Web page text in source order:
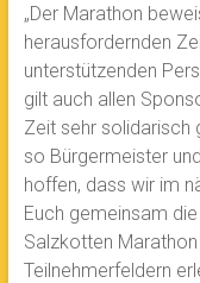
„Der Marathon
herausfordernden
unterstützenden
gilt auch allen
Zeit sehr solidarisch
so Bürgermeister
hoffen, dass wir im
Euch gemeinsam
Salzkotten
Teilnehmerfeldern